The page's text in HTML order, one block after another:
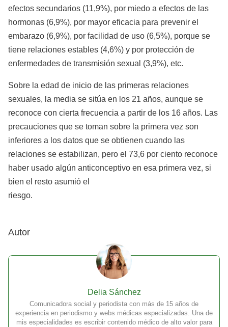
efectos secundarios (11,9%), por miedo a efectos de las
hormonas (6,9%), por mayor eficacia para prevenir el
embarazo (6,9%), por facilidad de uso (6,5%), porque se
tiene relaciones estables (4,6%) y por protección de
enfermedades de transmisión sexual (3,9%), etc.
Sobre la edad de inicio de las primeras relaciones
sexuales, la media se sitúa en los 21 años, aunque se
reconoce con cierta frecuencia a partir de los 16 años. Las
precauciones que se toman sobre la primera vez son
inferiores a los datos que se obtienen cuando las
relaciones se estabilizan, pero el 73,6 por ciento reconoce
haber usado algún anticonceptivo en esa primera vez, si
bien el resto asumió el
Autor
Delia Sánchez
Comunicadora social y periodista con más de 15 años de
experiencia en periodismo y webs médicas especializadas. Una de
mis especialidades es escribir contenido médico de alto valor para